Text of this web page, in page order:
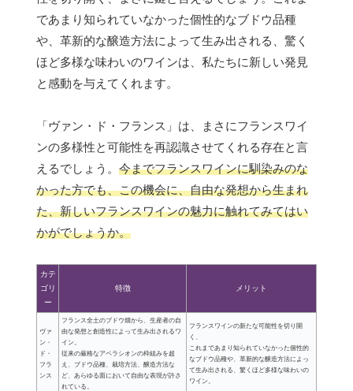
であまり知られていなかった個性的なブドウ品種
や、革新的な醸造方法によって生み出される、驚く
ほど多様な味わいのワインは、私たちに新しい発見
と感動を与えてくれます。
「ヴァン・ド・フランス」は、まさにフランスワイ
ンの多様性と可能性を再認識させてくれる存在と言
えるでしょう。 今までフランスワインに馴染みのな
かった方でも、この機会に、自由な発想から生まれ
た、新しいフランスワインの魅力に触れてみてはい
かがでしょうか。
カテ
ゴリ
ー
特徴 メリット
ヴァ
ン・
ド・
フラ
ンス
フランス全土のブドウ畑から、生産者の自
由な発想と創造性によって生み出されるワ
イン。
従来の厳格なアペラシオンの枠組みを超
え、ブドウ品種、栽培方法、醸造方法な
ど、あらゆる面において自由な表現が許さ
れている。
フランスワインの新たな可能性を切り開
く、
これまであまり知られていなかった個性的
なブドウ品種や、革新的な醸造方法によっ
て生み出される、驚くほど多様な味わいの
ワイン。